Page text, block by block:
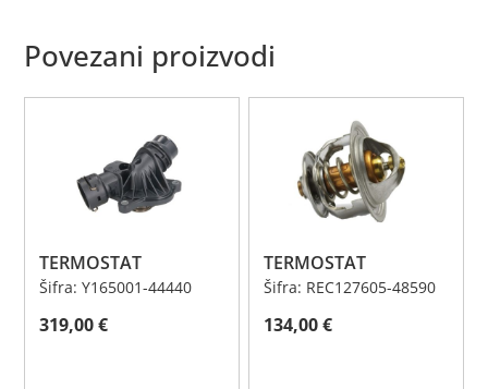
Povezani proizvodi
TERMOSTAT
Šifra: Y165001-44440
319,00€
TERMOSTAT
Šifra: REC127605-48590
134,00€